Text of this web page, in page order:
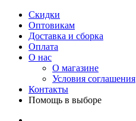
Скидки
Оптовикам
Доставка и сборка
Оплата
О нас
О магазине
Условия соглашения
Контакты
Помощь в выборе